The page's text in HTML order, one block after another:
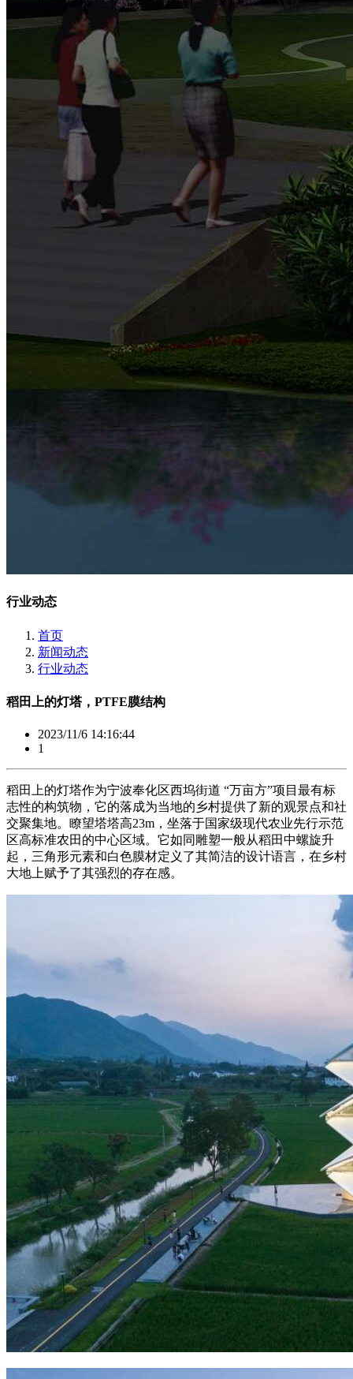
行业动态
首页
新闻动态
行业动态
稻田上的灯塔，PTFE膜结构
2023/11/6 14:16:44
1
稻田上的灯塔作为宁波奉化区西坞街道 “万亩方”项目最有标
志性的构筑物，它的落成为当地的乡村提供了新的观景点和社
交聚集地。瞭望塔塔高23m，坐落于国家级现代农业先行示范
区高标准农田的中心区域。它如同雕塑一般从稻田中螺旋升
起，三角形元素和白色膜材定义了其简洁的设计语言，在乡村
大地上赋予了其强烈的存在感。